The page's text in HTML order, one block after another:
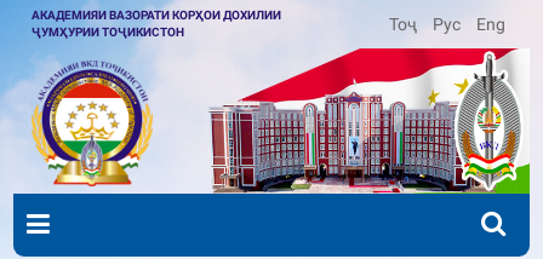
АКАДЕМИЯИ ВАЗОРАТИ КОРҲОИ ДОХИЛИИ
ҶУМҲУРИИ ТОҶИКИСТОН
Тоҷ Рус Eng